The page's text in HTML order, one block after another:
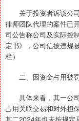
关于投资者诉该公司
律师团队代理的案件已
司公告称公司及实际控
定书》，公司信披违规
栏）
二、因资金占用被
具体来看，其一公司
占用关联交易和对外担